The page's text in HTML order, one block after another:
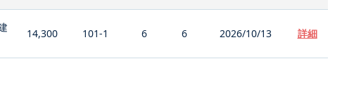
14,300 101-1 6 6 2026/10/13 詳細